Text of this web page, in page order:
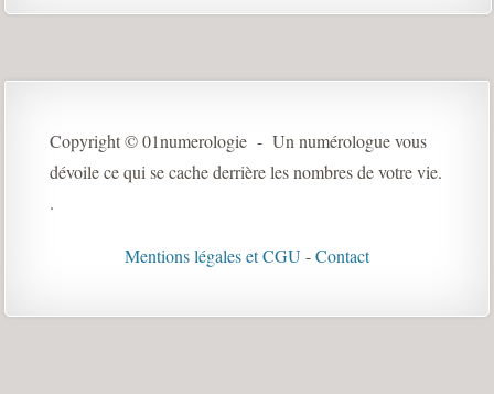
Copyright © 01numerologie - Un numérologue vous
dévoile ce qui se cache derrière les nombres de votre vie.
.
Mentions légales et CGU -Contact